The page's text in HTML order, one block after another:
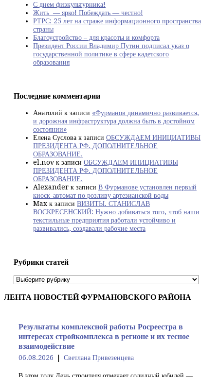
С днем физкультурника!
Жить — ярко! Побеждать — честно!
РТРС: 25 лет на страже информационного пространства
страны
Благоустройство – для красоты и комфорта
Президент России Владимир Путин подписал указ о
государственной политике в сфере кадетского
образования
Последние комментарии
Анатолий к записи «Фурманов динамично развивается,
и дорожная инфраструктура должна быть в достойном
состоянии»
Елена Суслова к записи ОБСУЖДАЕМ ИНИЦИАТИВЫ
ПРЕЗИДЕНТА РФ. ДОПОЛНИТЕЛЬНОЕ
ОБРАЗОВАНИЕ.
el.nov к записи ОБСУЖДАЕМ ИНИЦИАТИВЫ
ПРЕЗИДЕНТА РФ. ДОПОЛНИТЕЛЬНОЕ
ОБРАЗОВАНИЕ.
Alexander к записи В Фурманове установлен первый
киоск-автомат по розливу артезианской воды
Max к записи ВИЗИТЫ. СТАНИСЛАВ
ВОСКРЕСЕНСКИЙ: Нужно добиваться того, чтоб наши
текстильные предприятия работали устойчиво и
развивались, создавали рабочие места
Рубрики статей
Рубрики
статей
ЛЕНТА НОВОСТЕЙ ФУРМАНОВСКОГО РАЙОНА
Результаты комплексной работы Росреестра в
интересах стройкомплекса в регионе и их тесное
взаимодействие
06.08.2026 Светлана Привезенцева